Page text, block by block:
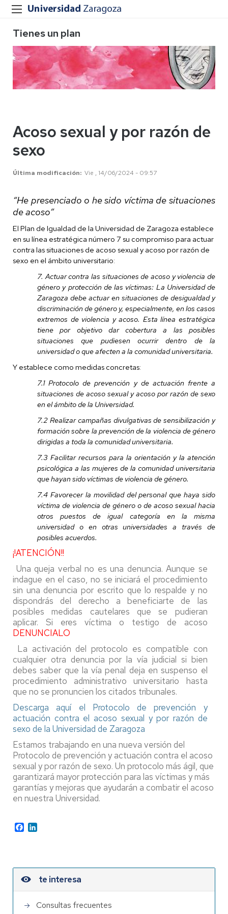
Tienes un plan
Acoso sexual y por razón de
sexo
Última modificación Vie , 14/06/2024 - 09:57
“He presenciado o he sido víctima de situaciones
de acoso”
El Plan de Igualdad de la Universidad de Zaragoza establece
en su línea estratégica número 7 su compromiso para actuar
contra las situaciones de acoso sexual y acoso por razón de
sexo en el ámbito universitario:
7. Actuar contra las situaciones de acoso y violencia de
género y protección de las víctimas: La Universidad de
Zaragoza debe actuar en situaciones de desigualdad y
discriminación de género y, especialmente, en los casos
extremos de violencia y acoso. Esta línea estratégica
tiene por objetivo dar cobertura a las posibles
situaciones que pudiesen ocurrir dentro de la
universidad o que afecten a la comunidad universitaria.
Y establece como medidas concretas:
7.1 Protocolo de prevención y de actuación frente a
situaciones de acoso sexual y acoso por razón de sexo
en el ámbito de la Universidad.
7.2 Realizar campañas divulgativas de sensibilización y
formación sobre la prevención de la violencia de género
dirigidas a toda la comunidad universitaria.
7.3 Facilitar recursos para la orientación y la atención
psicológica a las mujeres de la comunidad universitaria
que hayan sido víctimas de violencia de género.
7.4 Favorecer la movilidad del personal que haya sido
víctima de violencia de género o de acoso sexual hacia
otros puestos de igual categoría en la misma
universidad o en otras universidades a través de
posibles acuerdos.
¡!ATENCIÓN!!
Una queja verbal no es una denuncia. Aunque se
indague en el caso, no se iniciará el procedimiento
sin una denuncia por escrito que lo respalde y no
dispondrás del derecho a beneficiarte de las
posibles medidas cautelares que se pudieran
aplicar. Si eres víctima o testigo de acoso
DENUNCIALO
La activación del protocolo es compatible con
cualquier otra denuncia por la vía judicial si bien
debes saber que la vía penal deja en suspenso el
procedimiento administrativo universitario hasta
que no se pronuncien los citados tribunales.
Descarga aquí el Protocolo de prevención y
actuación contra el acoso sexual y por razón de
sexo de la Universidad de Zaragoza
Estamos trabajando en una nueva versión del
Protocolo de prevención y actuación contra el acoso
sexual y por razón de sexo. Un protocolo más ágil, que
garantizará mayor protección para las víctimas y más
garantías y mejoras que ayudarán a combatir el acoso
en nuestra Universidad.
Facebook
te interesa
Consultas frecuentes